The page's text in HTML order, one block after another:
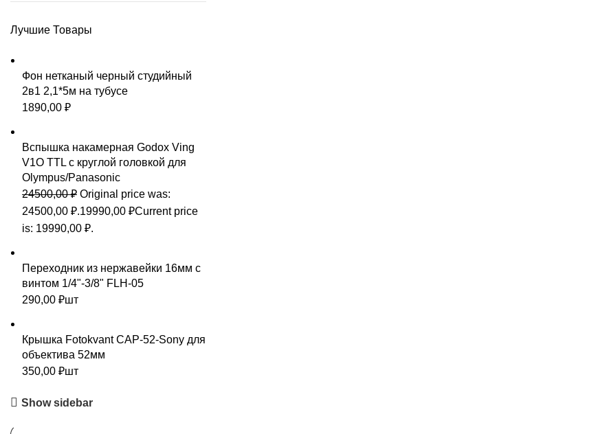
Лучшие Товары
Фон нетканый черный студийный
2в1 2,1*5м на тубусе
1890,00 ₽
Вспышка накамерная Godox Ving
V1O TTL с круглой головкой для
Olympus/Panasonic
24500,00₽ Original price was:
24500,00 ₽.19990,00 ₽Current price
is: 19990,00 ₽.
Переходник из нержавейки 16мм с
винтом 1/4"-3/8" FLH-05
290,00 ₽шт
Крышка Fotokvant CAP-52-Sony для
объектива 52мм
350,00 ₽шт
Show sidebar